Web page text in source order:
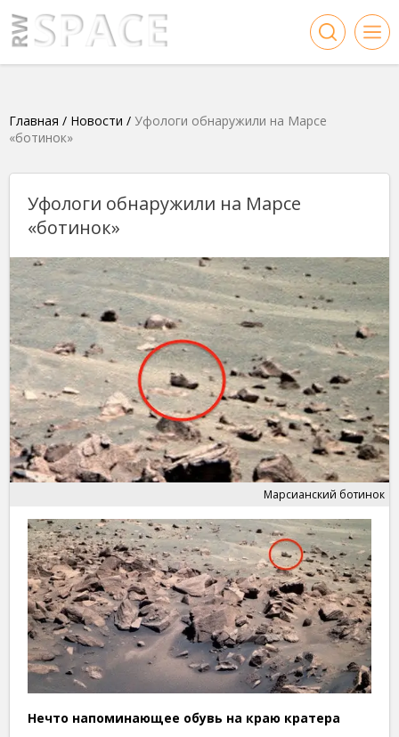
Главная / Новости / Уфологи обнаружили на Марсе
«ботинок»
Уфологи обнаружили на Марсе
«ботинок»
Марсианский ботинок
Нечто напоминающее обувь на краю кратера